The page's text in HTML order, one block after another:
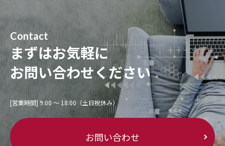
Contact
まずはお気軽に
お問い合わせください
[営業時間] 9:00 〜 18:00（土日祝休み）
お問い合わせ